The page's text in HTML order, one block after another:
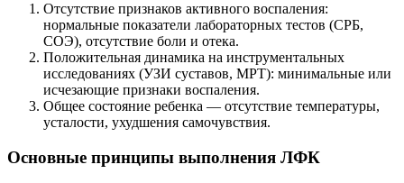
Отсутствие признаков активного воспаления:
нормальные показатели лабораторных тестов (СРБ,
СОЭ), отсутствие боли и отека.
Положительная динамика на инструментальных
исследованиях (УЗИ суставов, МРТ): минимальные или
исчезающие признаки воспаления.
Общее состояние ребенка — отсутствие температуры,
усталости, ухудшения самочувствия.
Основные принципы выполнения ЛФК